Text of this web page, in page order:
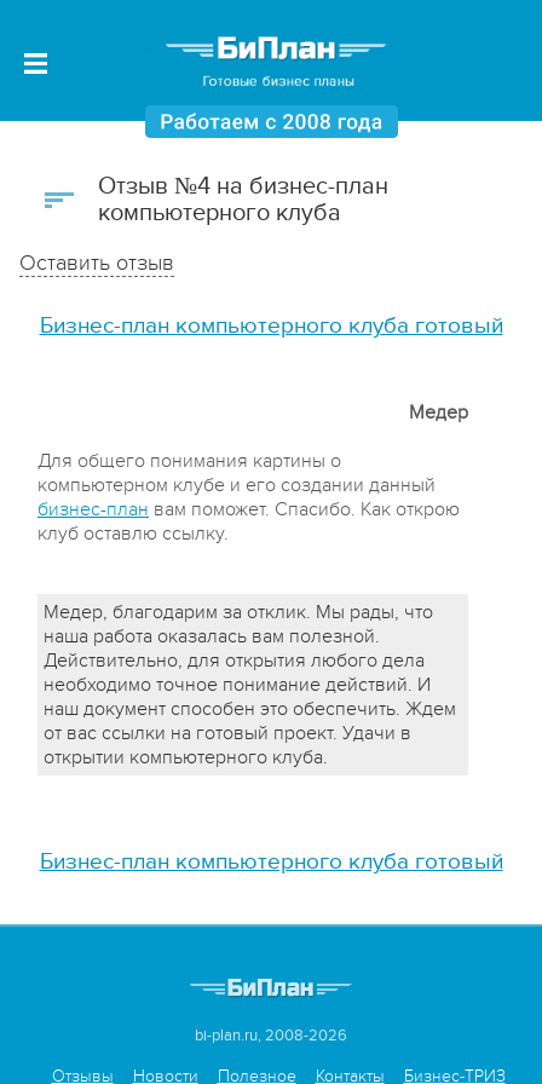
Отзыв №4 на бизнес-план
компьютерного клуба
Оставить отзыв
Бизнес-план компьютерного клуба готовый
Медер
Для общего понимания картины о
компьютерном клубе и его создании данный
бизнес-план вам поможет. Спасибо. Как открою
клуб оставлю ссылку.
Медер, благодарим за отклик. Мы рады, что
наша работа оказалась вам полезной.
Действительно, для открытия любого дела
необходимо точное понимание действий. И
наш документ способен это обеспечить. Ждем
от вас ссылки на готовый проект. Удачи в
открытии компьютерного клуба.
Бизнес-план компьютерного клуба готовый
bi-plan.ru, 2008-2026
Отзывы Новости Полезное Контакты Бизнес-ТРИЗ